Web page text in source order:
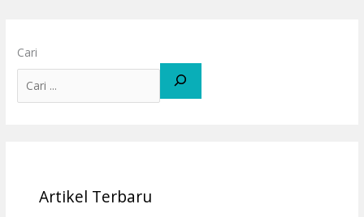
Cari
Artikel Terbaru